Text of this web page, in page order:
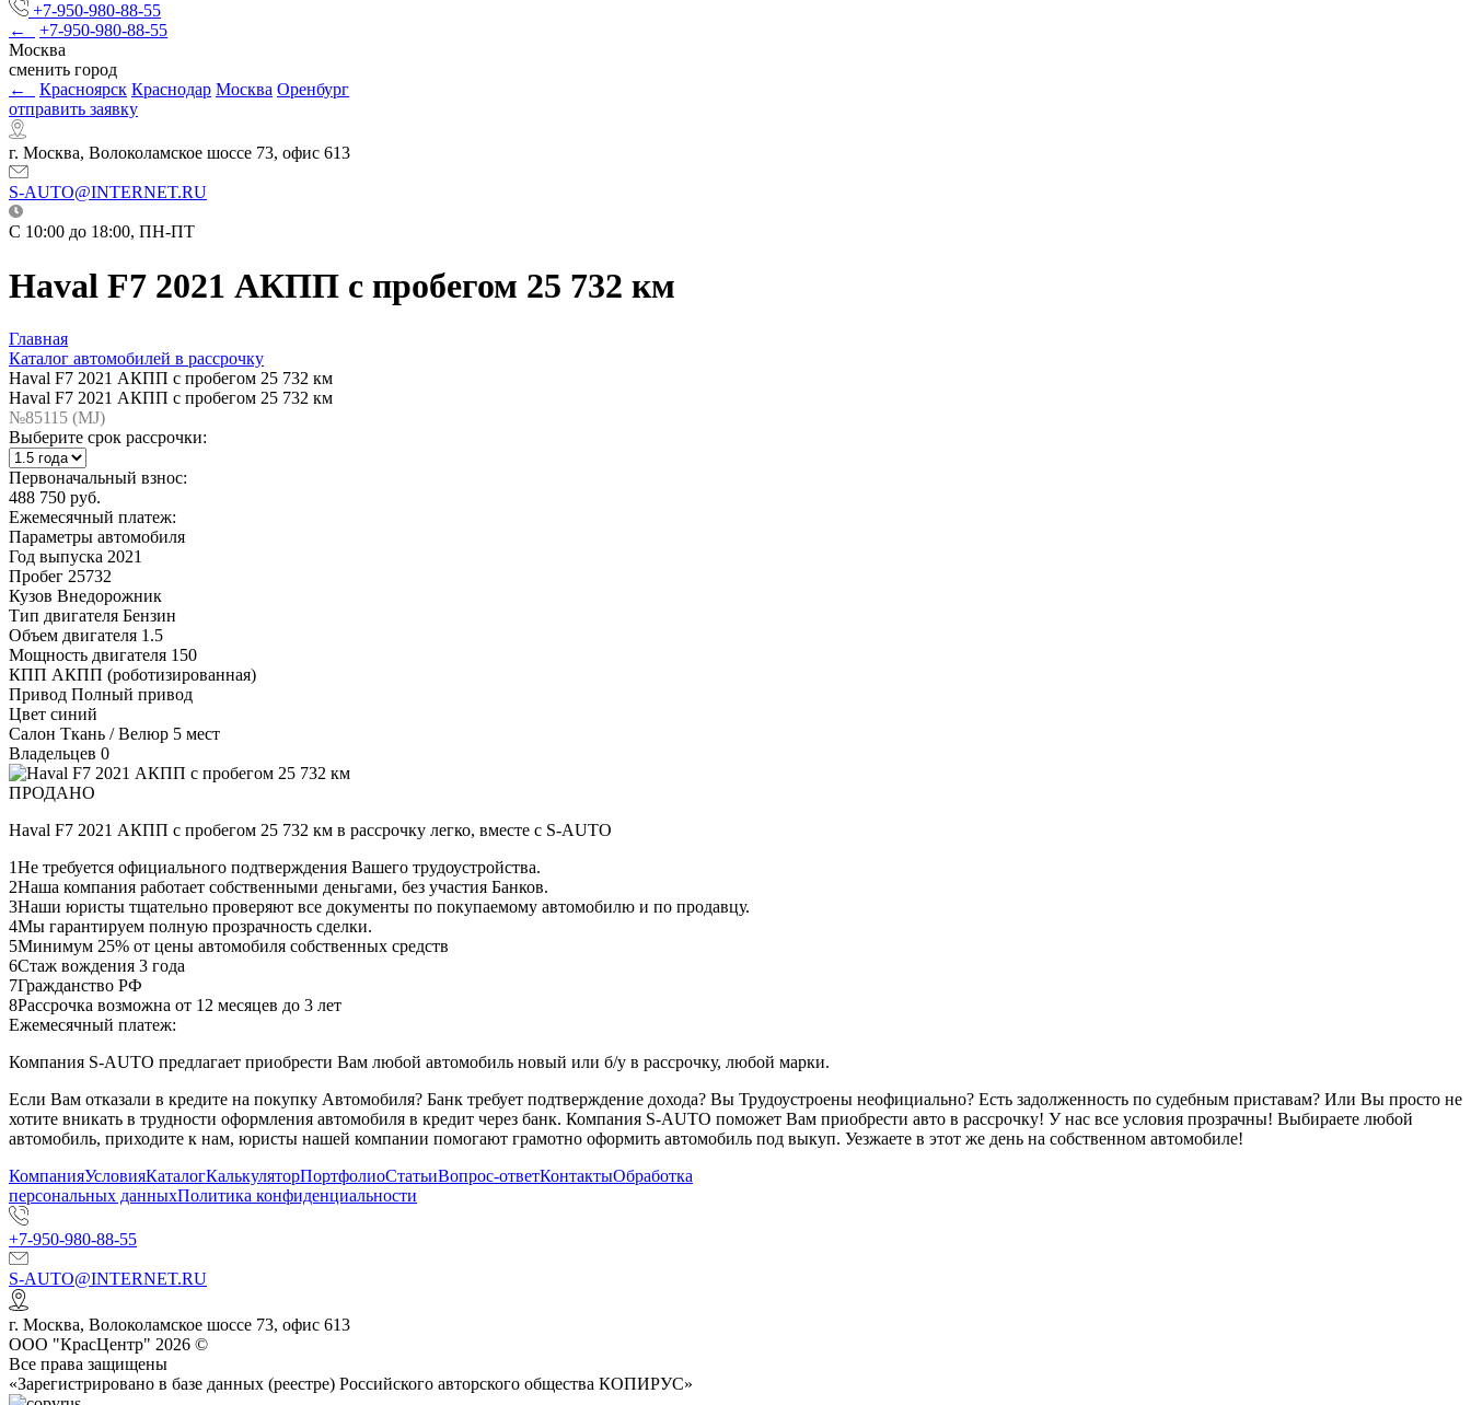
+7-950-980-88-55
←
+7-950-980-88-55
Москва
сменить город
←
Красноярск Краснодар Москва Оренбург
отправить заявку
г. Москва, Волоколамское шоссе 73, офис 613
S-AUTO@INTERNET.RU
C 10:00 до 18:00, ПН-ПТ
Haval F7 2021 АКПП с пробегом 25 732 км
Главная
Каталог автомобилей в рассрочку
Haval F7 2021 АКПП с пробегом 25 732 км
Haval F7 2021 АКПП с пробегом 25 732 км
№85115 (МJ)
Выберите срок рассрочки:
Первоначальный взнос:
488 750 руб.
Ежемесячный платеж:
Параметры автомобиля
Год выпуска 2021
Пробег 25732
Кузов Внедорожник
Тип двигателя Бензин
Объем двигателя 1.5
Мощность двигателя 150
КПП АКПП (роботизированная)
Привод Полный привод
Цвет синий
Салон Ткань / Велюр 5 мест
Владельцев 0
ПРОДАНО
Haval F7 2021 АКПП с пробегом 25 732 км в рассрочку легко, вместе с S-AUTO
1Не требуется официального подтверждения Вашего трудоустройства.
2Наша компания работает собственными деньгами, без участия Банков.
3Наши юристы тщательно проверяют все документы по покупаемому автомобилю и по продавцу.
4Мы гарантируем полную прозрачность сделки.
5Минимум 25% от цены автомобиля собственных средств
6Стаж вождения 3 года
7Гражданство РФ
8Рассрочка возможна от 12 месяцев до 3 лет
Ежемесячный платеж:
Компания S-AUTO предлагает приобрести Вам любой автомобиль новый или б/у в рассрочку, любой марки.
Если Вам отказали в кредите на покупку Автомобиля? Банк требует подтверждение дохода? Вы Трудоустроены неофициально? Есть задолженность по судебным приставам? Или Вы просто не
хотите вникать в трудности оформления автомобиля в кредит через банк. Компания S-AUTO поможет Вам приобрести авто в рассрочку! У нас все условия прозрачны! Выбираете любой
автомобиль, приходите к нам, юристы нашей компании помогают грамотно оформить автомобиль под выкуп. Уезжаете в этот же день на собственном автомобиле!
КомпанияУсловияКаталогКалькуляторПортфолиоСтатьиВопрос-ответКонтактыОбработка
персональных данныхПолитика конфиденциальности
+7-950-980-88-55
S-AUTO@INTERNET.RU
г. Москва, Волоколамское шоссе 73, офис 613
ООО "КрасЦентр" 2026 ©
Все права защищены
«Зарегистрировано в базе данных (реестре) Российского авторского общества КОПИРУС»